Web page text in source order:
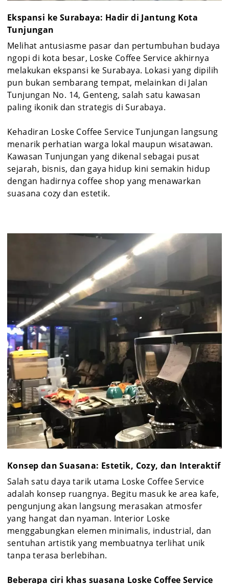
Ekspansi ke Surabaya: Hadir di Jantung Kota
Tunjungan
Melihat antusiasme pasar dan pertumbuhan budaya
ngopi di kota besar, Loske Coffee Service akhirnya
melakukan ekspansi ke Surabaya. Lokasi yang dipilih
pun bukan sembarang tempat, melainkan di Jalan
Tunjungan No. 14, Genteng, salah satu kawasan
paling ikonik dan strategis di Surabaya.
Kehadiran Loske Coffee Service Tunjungan langsung
menarik perhatian warga lokal maupun wisatawan.
Kawasan Tunjungan yang dikenal sebagai pusat
sejarah, bisnis, dan gaya hidup kini semakin hidup
dengan hadirnya coffee shop yang menawarkan
suasana cozy dan estetik.
Konsep dan Suasana: Estetik, Cozy, dan Interaktif
Salah satu daya tarik utama Loske Coffee Service
adalah konsep ruangnya. Begitu masuk ke area kafe,
pengunjung akan langsung merasakan atmosfer
yang hangat dan nyaman. Interior Loske
menggabungkan elemen minimalis, industrial, dan
sentuhan artistik yang membuatnya terlihat unik
tanpa terasa berlebihan.
Beberapa ciri khas suasana Loske Coffee Service